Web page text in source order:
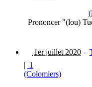
Prononcer "(lou)
1er juillet 2020 -
| 1
(Colomiers)